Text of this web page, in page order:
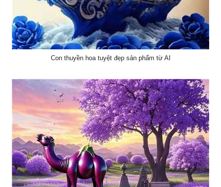
Con thuyền hoa tuyệt đẹp sản phẩm từ AI